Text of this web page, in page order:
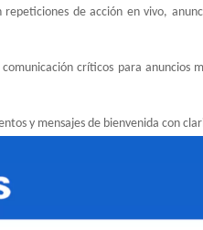
de acción en vivo,
críticos para anuncios
y mensajes de bienvenida con